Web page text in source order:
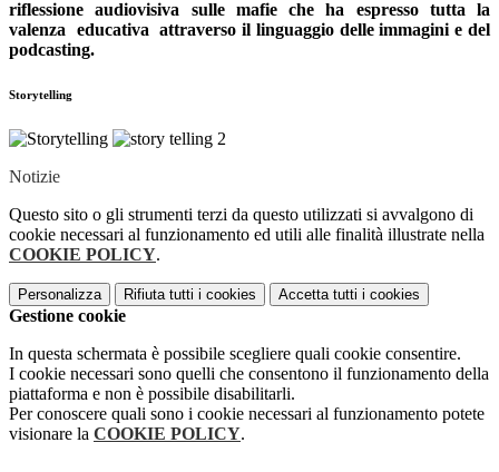
riflessione audiovisiva sulle mafie che ha espresso tutta la
valenza educativa attraverso il linguaggio delle immagini e del
podcasting.
Storytelling
Notizie
Questo sito o gli strumenti terzi da questo utilizzati si avvalgono di
cookie necessari al funzionamento ed utili alle finalità illustrate nella
COOKIE POLICY.
Personalizza Rifiuta tutti i cookies Accetta tutti i cookies
Gestione cookie
In questa schermata è possibile scegliere quali cookie consentire.
I cookie necessari sono quelli che consentono il funzionamento della
piattaforma e non è possibile disabilitarli.
Per conoscere quali sono i cookie necessari al funzionamento potete
visionare la COOKIE POLICY.